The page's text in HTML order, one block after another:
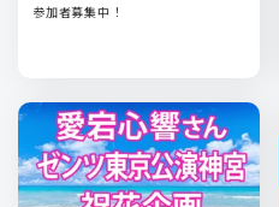
参加者募集中！